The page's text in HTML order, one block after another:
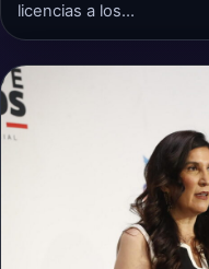
licencias a los…